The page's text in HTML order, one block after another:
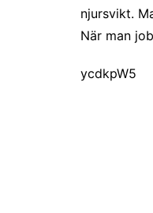
njursvikt.
När man
ycdkpW5